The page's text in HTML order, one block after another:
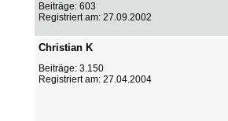
Beiträge: 603
Registriert am: 27.09.2002
Christian K
Beiträge: 3.150
Registriert am: 27.04.2004